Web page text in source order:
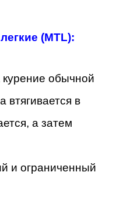
(MTL):
обычной
втягивается в
а затем
и ограниченный